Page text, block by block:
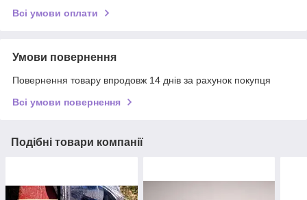
Всі умови оплати
Умови повернення
Повернення товару впродовж 14 днів за рахунок покупця
Всі умови повернення
Подібні товари компанії